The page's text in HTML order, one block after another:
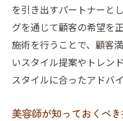
を引き出すパートナーと
グを通じて顧客の希望を
施術を行うことで、顧客
いスタイル提案やトレン
スタイルに合ったアドバ
美容師が知っておくべ